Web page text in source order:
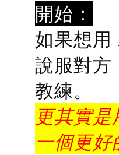
開始：
如果想用
說服對
教練。
更其實
一個更好